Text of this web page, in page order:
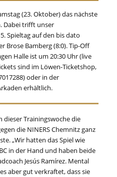
(23. Oktober) das nächste
Dabei trifft unser
Spieltag auf den bis dato
Brose Bamberg (8:0). Tip-Off
Halle ist um 20:30 Uhr (live
sind im Löwen-Ticketshop,
oder in der
erhältlich.
dieser Trainingswoche die
die NINERS Chemnitz ganz
„Wir hatten das Spiel wie
in der Hand und haben beide
Jesús Ramírez. Mental
aber gut verkraftet, dass sie